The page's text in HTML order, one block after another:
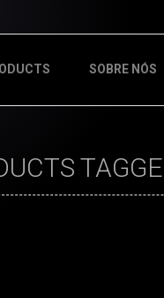
SOBRE NÓS